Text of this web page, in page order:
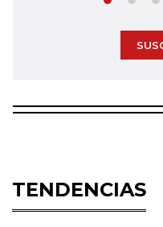
TENDENCIAS